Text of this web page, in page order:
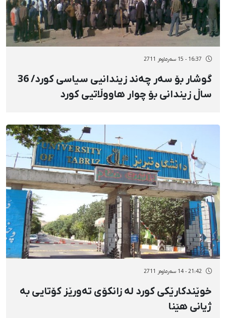
16:37 - 15 سەرماوەز 2711
گوشار بۆ سەر چەند زیندانیی سیاسی كورد/ 36
ساڵ زیندانی بۆ چوار هاووڵاتیی كورد
21:42 - 14 سەرماوەز 2711
خوێندكارێكی كورد لە زانكۆی تەورێز كۆتایی بە
ژیانی هێنا